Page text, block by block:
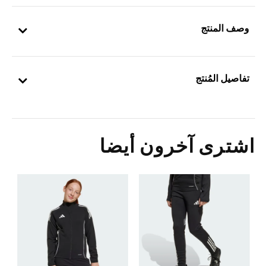
وصف المنتج
تفاصيل المُنتج
اشترى آخرون أيضا